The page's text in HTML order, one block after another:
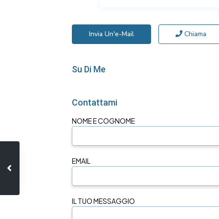
Invia Un'e-Mail Chiama
Su Di Me
Contattami
NOME E COGNOME
EMAIL
IL TUO MESSAGGIO